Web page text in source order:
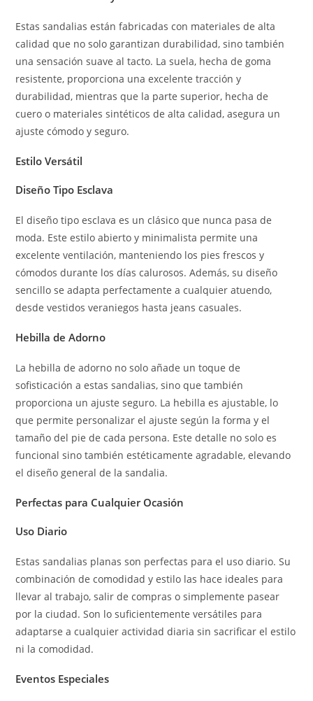
Estas sandalias están fabricadas con materiales de alta
calidad que no solo garantizan durabilidad, sino también
una sensación suave al tacto. La suela, hecha de goma
resistente, proporciona una excelente tracción y
durabilidad, mientras que la parte superior, hecha de
cuero o materiales sintéticos de alta calidad, asegura un
ajuste cómodo y seguro.
Estilo Versátil
Diseño Tipo Esclava
El diseño tipo esclava es un clásico que nunca pasa de
moda. Este estilo abierto y minimalista permite una
excelente ventilación, manteniendo los pies frescos y
cómodos durante los días calurosos. Además, su diseño
sencillo se adapta perfectamente a cualquier atuendo,
desde vestidos veraniegos hasta jeans casuales.
Hebilla de Adorno
La hebilla de adorno no solo añade un toque de
sofisticación a estas sandalias, sino que también
proporciona un ajuste seguro. La hebilla es ajustable, lo
que permite personalizar el ajuste según la forma y el
tamaño del pie de cada persona. Este detalle no solo es
funcional sino también estéticamente agradable, elevando
el diseño general de la sandalia.
Perfectas para Cualquier Ocasión
Uso Diario
Estas sandalias planas son perfectas para el uso diario. Su
combinación de comodidad y estilo las hace ideales para
llevar al trabajo, salir de compras o simplemente pasear
por la ciudad. Son lo suficientemente versátiles para
adaptarse a cualquier actividad diaria sin sacrificar el estilo
ni la comodidad.
Eventos Especiales